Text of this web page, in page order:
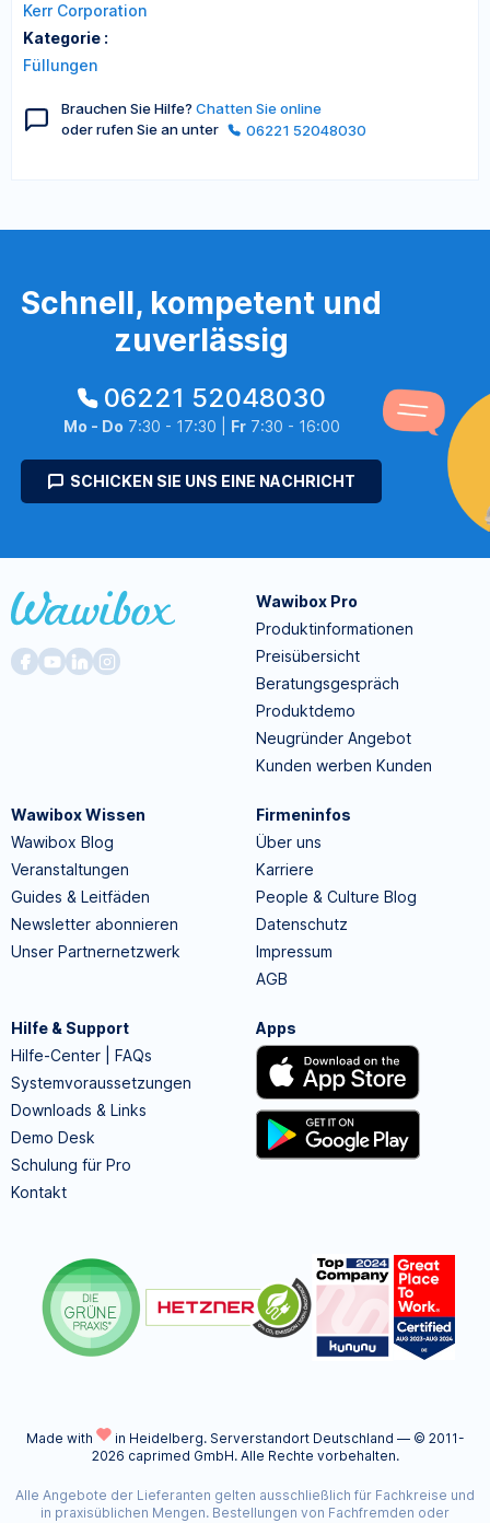
Kerr Corporation
Kategorie :
Füllungen
Brauchen Sie Hilfe? Chatten Sie online
oder rufen Sie an unter
06221 52048030
Schnell, kompetent und
zuverlässig
06221 52048030
Mo - Do 7:30 - 17:30 | Fr7:30 - 16:00
SCHICKEN SIE UNS EINE NACHRICHT
Wawibox Pro
Produktinformationen
Preisübersicht
Beratungsgespräch
Produktdemo
Neugründer Angebot
Kunden werben Kunden
Wawibox Wissen
Wawibox Blog
Veranstaltungen
Guides & Leitfäden
Newsletter abonnieren
Unser Partnernetzwerk
Firmeninfos
Über uns
Karriere
People & Culture Blog
Datenschutz
Impressum
AGB
Hilfe & Support
Hilfe-Center | FAQs
Systemvoraussetzungen
Downloads & Links
Demo Desk
Schulung für Pro
Kontakt
Apps
Made with in Heidelberg. Serverstandort Deutschland — © 2011-
2026 caprimed GmbH. Alle Rechte vorbehalten.
Alle Angebote der Lieferanten gelten ausschließlich für Fachkreise und
in praxisüblichen Mengen. Bestellungen von Fachfremden oder